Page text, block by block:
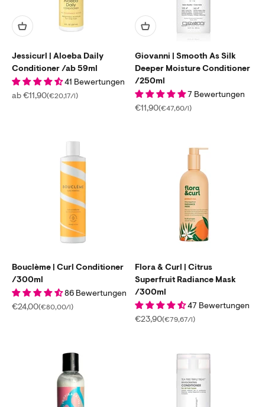
Jessicurl | Aloeba Daily
Conditioner /ab 59ml
41 Bewertungen
Angebot
ab €11,90(€20,17/l)
Giovanni | Smooth As Silk
Deeper Moisture Conditioner
/250ml
7 Bewertungen
Angebot
€11,90(€47,60/l)
Bouclème | Curl Conditioner
/300ml
86 Bewertungen
Angebot
€24,00(€80,00/l)
Flora & Curl | Citrus
Superfruit Radiance Mask
/300ml
47 Bewertungen
Angebot
€23,90(€79,67/l)